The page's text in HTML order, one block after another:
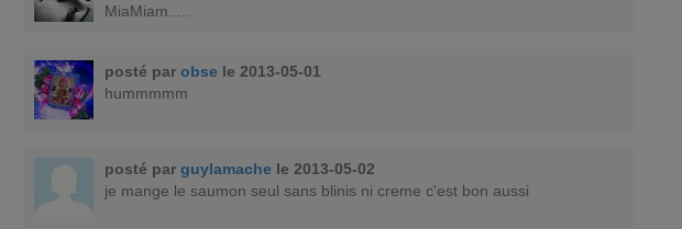
MiaMiam.....
posté par obse le 2013-05-01
hummmmm
posté par guylamache le 2013-05-02
je mange le saumon seul sans blinis ni creme c'est bon aussi